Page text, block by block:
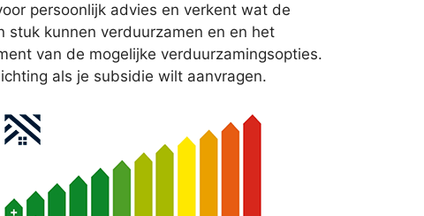
persoonlijk advies en verkent wat de
stuk kunnen verduurzamen en en het
van de mogelijke verduurzamingsopties.
als je subsidie wilt aanvragen.